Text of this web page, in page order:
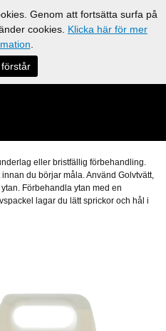
eller bristfällig förbehandling.
du börjar måla. Använd Golvtvätt,
Förbehandla ytan med en
lagar du lätt sprickor och hål i
Genom att fortsätta surfa på
cookies. Klicka här för mer